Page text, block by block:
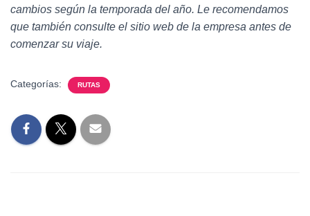
cambios según la temporada del año. Le recomendamos
que también consulte el sitio web de la empresa antes de
comenzar su viaje.
Categorías: RUTAS